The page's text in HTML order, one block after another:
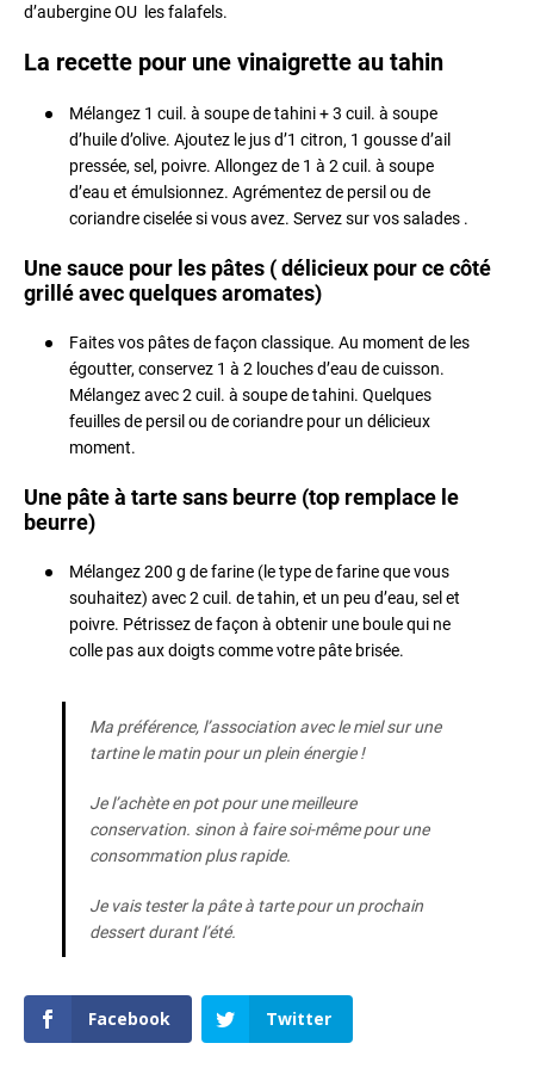
d’aubergine OU les falafels.
La recette pour une vinaigrette au tahin
Mélangez 1 cuil. à soupe de tahini + 3 cuil. à soupe
d’huile d’olive. Ajoutez le jus d’1 citron, 1 gousse d’ail
pressée, sel, poivre. Allongez de 1 à 2 cuil. à soupe
d’eau et émulsionnez. Agrémentez de persil ou de
coriandre ciselée si vous avez. Servez sur vos salades .
Une sauce pour les pâtes ( délicieux pour ce côté
grillé avec quelques aromates)
Faites vos pâtes de façon classique. Au moment de les
égoutter, conservez 1 à 2 louches d’eau de cuisson.
Mélangez avec 2 cuil. à soupe de tahini. Quelques
feuilles de persil ou de coriandre pour un délicieux
moment.
Une pâte à tarte sans beurre (top remplace le
beurre)
Mélangez 200 g de farine (le type de farine que vous
souhaitez) avec 2 cuil. de tahin, et un peu d’eau, sel et
poivre. Pétrissez de façon à obtenir une boule qui ne
colle pas aux doigts comme votre pâte brisée.
Ma préférence, l’association avec le miel sur une
tartine le matin pour un plein énergie !
Je l’achète en pot pour une meilleure
conservation. sinon à faire soi-même pour une
consommation plus rapide.
Je vais tester la pâte à tarte pour un prochain
dessert durant l’été.
Facebook Twitter